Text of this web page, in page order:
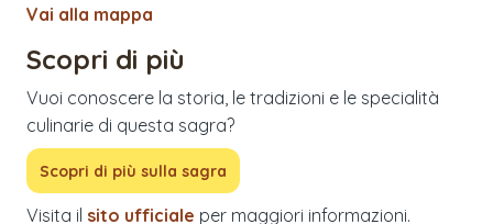
Vai alla mappa
Scopri di più
Vuoi conoscere la storia, le tradizioni e le specialità
culinarie di questa sagra?
Scopri di più sulla sagra
Visita il sito ufficiale per maggiori informazioni.